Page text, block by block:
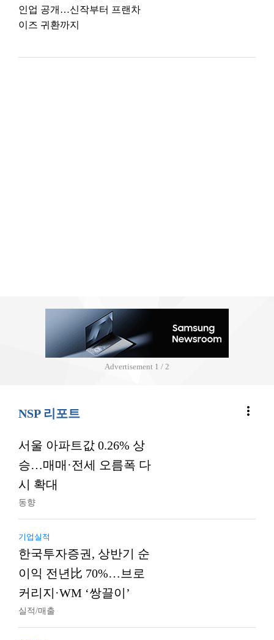
인업 공개…신작부터 프랜차
이즈 귀환까지
Advertisement 2 / 2
NSP 리포트 more_vert
서울 아파트값 0.26% 상
승…매매·전세 오름폭 다
시 확대
동향
기업실적
한국투자증권, 상반기 순
이익 전년比 70%…브로
커리지·WM ‘쌍끌이’
실적/매출